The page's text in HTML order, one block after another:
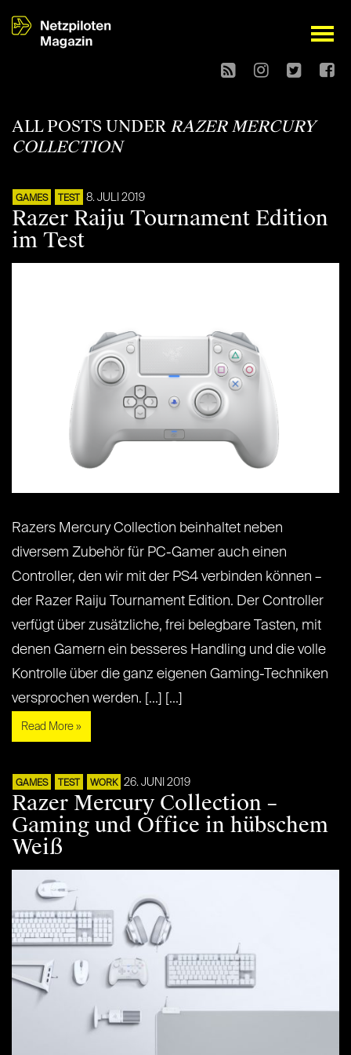
open
ALL POSTS UNDER RAZER MERCURY
COLLECTION
GAMES TEST 8. JULI 2019
Razer Raiju Tournament Edition
im Test
Razers Mercury Collection beinhaltet neben
diversem Zubehör für PC-Gamer auch einen
Controller, den wir mit der PS4 verbinden können –
der Razer Raiju Tournament Edition. Der Controller
verfügt über zusätzliche, frei belegbare Tasten, mit
denen Gamern ein besseres Handling und die volle
Kontrolle über die ganz eigenen Gaming-Techniken
versprochen werden. [...] [...]
Read More »
GAMES TEST WORK 26. JUNI 2019
Razer Mercury Collection –
Gaming und Office in hübschem
Weiß